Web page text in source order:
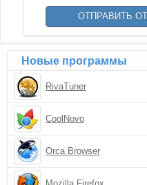
Новые программы
RivaTuner
CoolNovo
Orca Browser